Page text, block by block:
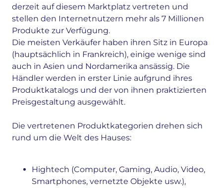
derzeit auf diesem Marktplatz vertreten und
stellen den Internetnutzern mehr als 7 Millionen
Produkte zur Verfügung.
Die meisten Verkäufer haben ihren Sitz in Europa
(hauptsächlich in Frankreich), einige wenige sind
auch in Asien und Nordamerika ansässig. Die
Händler werden in erster Linie aufgrund ihres
Produktkatalogs und der von ihnen praktizierten
Preisgestaltung ausgewählt.
Die vertretenen Produktkategorien drehen sich
rund um die Welt des Hauses:
Hightech (Computer, Gaming, Audio, Video,
Smartphones, vernetzte Objekte usw.),